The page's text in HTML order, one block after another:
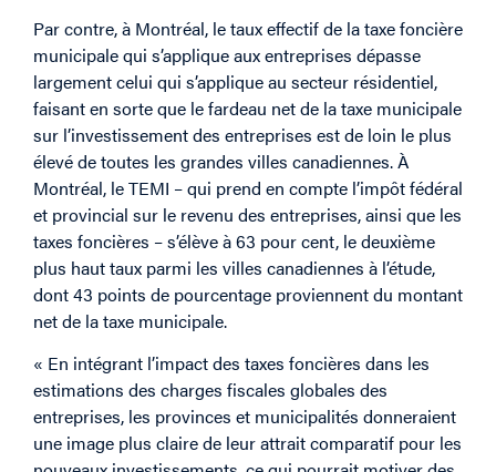
Par contre, à Montréal, le taux effectif de la taxe foncière
municipale qui s’applique aux entreprises dépasse
largement celui qui s’applique au secteur résidentiel,
faisant en sorte que le fardeau net de la taxe municipale
sur l’investissement des entreprises est de loin le plus
élevé de toutes les grandes villes canadiennes. À
Montréal, le TEMI – qui prend en compte l’impôt fédéral
et provincial sur le revenu des entreprises, ainsi que les
taxes foncières – s’élève à 63 pour cent, le deuxième
plus haut taux parmi les villes canadiennes à l’étude,
dont 43 points de pourcentage proviennent du montant
net de la taxe municipale.
« En intégrant l’impact des taxes foncières dans les
estimations des charges fiscales globales des
entreprises, les provinces et municipalités donneraient
une image plus claire de leur attrait comparatif pour les